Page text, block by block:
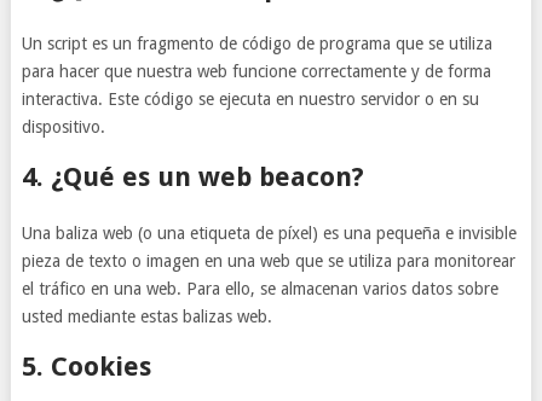
Un script es un fragmento de código de programa que se utiliza
para hacer que nuestra web funcione correctamente y de forma
interactiva. Este código se ejecuta en nuestro servidor o en su
dispositivo.
4. ¿Qué es un web beacon?
Una baliza web (o una etiqueta de píxel) es una pequeña e invisible
pieza de texto o imagen en una web que se utiliza para monitorear
el tráfico en una web. Para ello, se almacenan varios datos sobre
usted mediante estas balizas web.
5. Cookies